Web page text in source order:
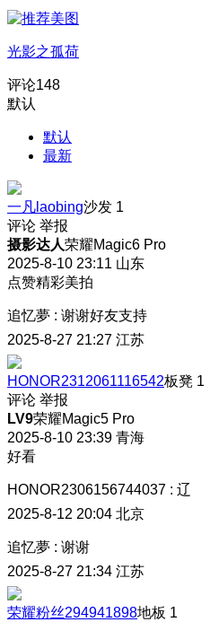
光影之孤荷
评论148
默认
默认
最新
一凡laobing沙发 1
评论 举报
摄影达人荣耀Magic6 Pro
2025-8-10 23:11 山东
点赞精彩美拍
追忆夢 : 谢谢好友支持
2025-8-27 21:27 江苏
HONOR2312061116542板凳 1
评论 举报
LV9荣耀Magic5 Pro
2025-8-10 23:39 青海
好看
HONOR2306156744037 : 辽
2025-8-12 20:04 北京
追忆夢 : 谢谢
2025-8-27 21:34 江苏
荣耀粉丝294941898地板 1